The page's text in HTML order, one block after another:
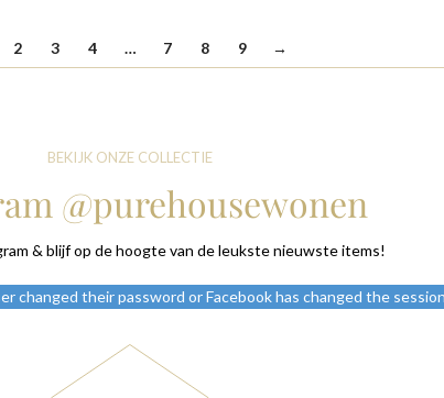
2 3 4 … 7 8 9 →
BEKIJK ONZE COLLECTIE
@purehousewonen
& blijf op de hoogte van de leukste nieuwste items!
changed their password or Facebook has changed the